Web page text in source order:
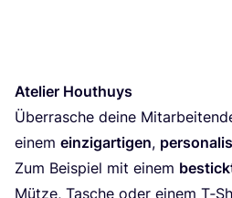
Ate­lier Houthuys
Über­ra­sche dei­ne
einem ein­zig­ar­ti­gen,
Zum Bei­spiel mit einem
Müt­ze, Tasche oder einem